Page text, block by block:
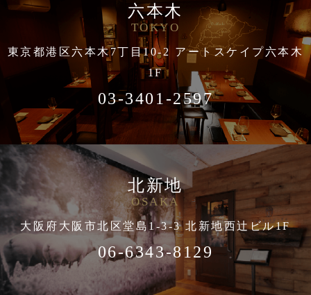
六本木
TOKYO
東京都港区六本木7丁目10-2 アートスケイプ六本木
1F
03-3401-2597
北新地
OSAKA
大阪府大阪市北区堂島1-3-3 北新地西辻ビル1F
06-6343-8129